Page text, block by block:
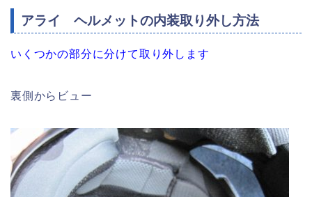
アライ ヘルメットの内装取り外し方法
いくつかの部分に分けて取り外します
裏側からビュー